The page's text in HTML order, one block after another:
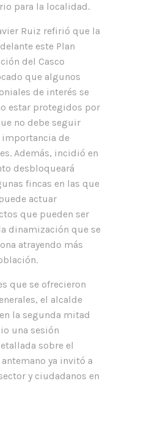
para la localidad.
Ruiz refirió que la
este Plan
del Casco
que algunos
de interés se
estar protegidos por
no debe seguir
importancia de
Además, incidió en
desbloqueará
fincas en las que
actuar
que pueden ser
dinamización que se
atrayendo más
que se ofrecieron
el alcalde
la segunda mitad
una sesión
sobre el
antemano ya invitó a
y ciudadanos en